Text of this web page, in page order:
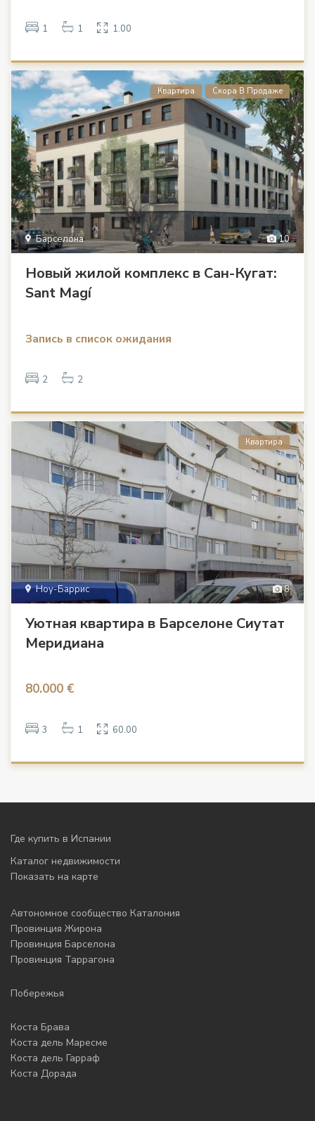
1 1 1.00
10
Барселона
Квартира Скора В Продаже
Новый жилой комплекс в Сан-Кугат:
Sant Magí
Запись в список ожидания
2 2
8
Ноу-Баррис
Квартира
Уютная квартира в Барселоне Сиутат
Меридиана
80.000 €
3 1 60.00
Где купить в Испании
Каталог недвижимости
Показать на карте
Автономное сообщество Каталония
Провинция Жирона
Провинция Барселона
Провинция Таррагона
Побережья
Коста Брава
Коста дель Маресме
Коста дель Гарраф
Коста Дорада